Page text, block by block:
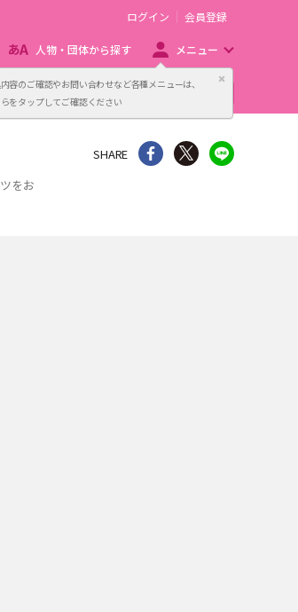
容のご確認やお問い合わせなど各種メニューは、
をタップしてご確認ください
閉じる
ログイン 会員登録
人物・団体から探す メニュー
主催者向け販売サービス
をお
SHARE シェア Twitter